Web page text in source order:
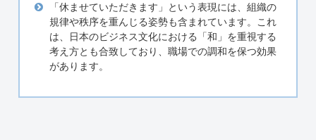
「休ませていただきます」という表現には、組織の
規律や秩序を重んじる姿勢も含まれています。これ
は、日本のビジネス文化における「和」を重視する
考え方とも合致しており、職場での調和を保つ効果
があります。